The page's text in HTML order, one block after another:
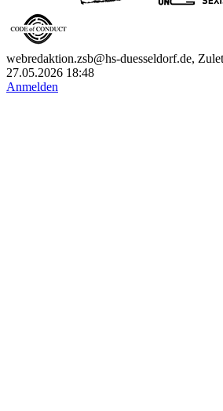
webredaktion.zsb@hs-duesseldorf.de,
27.05.2026 18:48
Anmelden